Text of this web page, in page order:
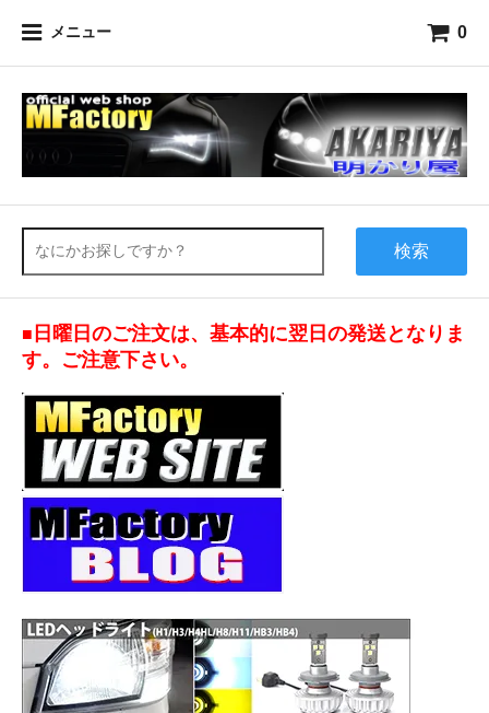
メニュー 0
検索
■ 日曜日のご注文は、基本的に翌日の発送となりま
す。ご注意下さい。